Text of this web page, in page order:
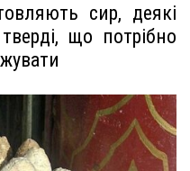
сир, деякі
що потрібно